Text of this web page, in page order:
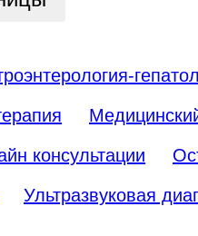
консультации
Ультразвуковая